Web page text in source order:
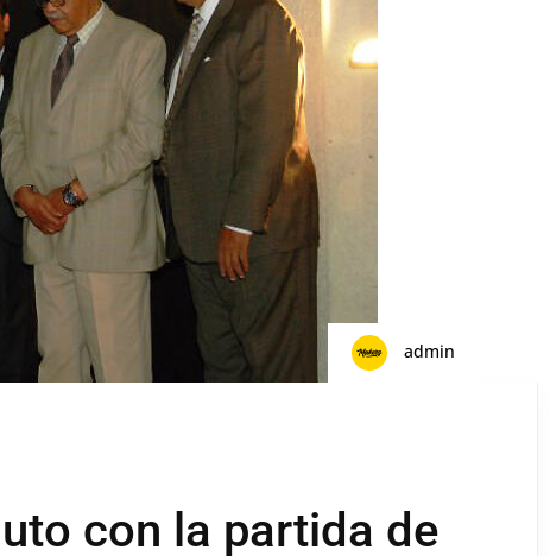
admin
con la partida de